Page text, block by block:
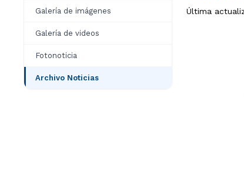
Galería de imágenes
Galería de videos
Fotonoticia
Archivo Noticias
Última